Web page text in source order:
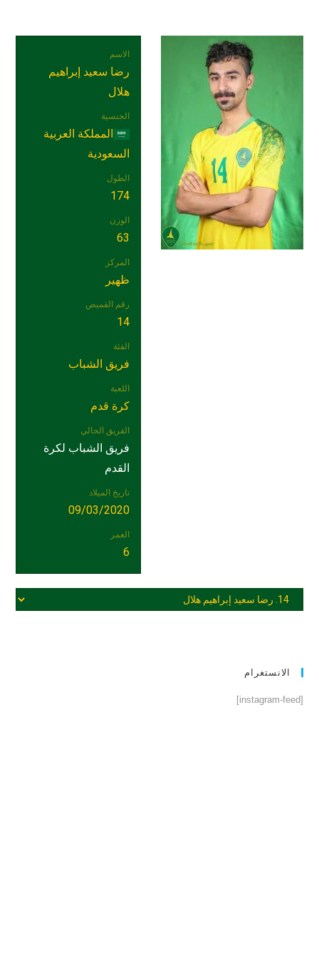
الاسم
رضا سعيد إبراهيم
هلال
الجنسية
المملكة العربية
السعودية
الطول
174
الوزن
63
المركز
ظهير
رقم القميص
14
الفئة
فريق الشباب
اللعبة
كرة قدم
الفريق الحالي
فريق الشباب لكرة
القدم
تاريخ الميلاد
09/03/2020
العمر
6
الانستغرام
[instagram-feed]